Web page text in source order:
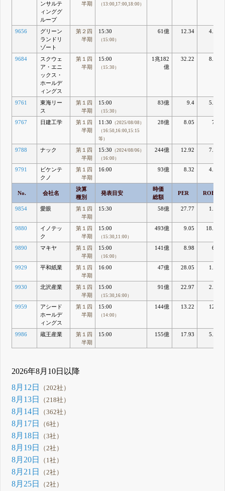
ンサルテ
ィンググ
ループ
半期
（13:00,17:00,18:00）
9656
グリーン
ランドリ
ゾート
第２四
半期
15:30
（15:00）
61億 12.34 4.72
9684
スクウェ
ア・エニ
ックス・
ホールデ
ィングス
第１四
半期
15:00
（15:30）
1兆182
億
32.22 8.89
9761
東海リー
ス
第１四
半期
15:00
（15:30）
83億 9.4 5.74
9767 日建工学
第１四
半期
11:30 （2025/08/08）
（16:50,16:00,15:15
等）
28億 8.05 7.1
9788 ナック
第１四
半期
15:30 （2024/08/06）
（16:00）
244億 12.92 7.35
9791
ビケンテ
クノ
第１四
半期
16:00 93億 8.32 4.81
No. 会社名
決算
種別
発表目安
時価
総額
PER ROE
9854 愛眼
第１四
半期
15:30 58億 27.77 1.59
9880
イノテッ
ク
第１四
半期
15:00
（15:30,11:00）
493億 9.05 18.41
9890 マキヤ
第１四
半期
15:00
（16:00）
141億 8.98 6.7
9929 平和紙業
第１四
半期
16:00 47億 28.05 1.51
9930 北沢産業
第１四
半期
15:00
（15:30,16:00）
91億 22.97 2.73
9959
アシード
ホールデ
ィングス
第１四
半期
15:00
（14:00）
144億 13.22 12.6
9986 蔵王産業
第１四
半期
15:00 155億 17.93 5.74
2026年8月10日以降
8月12日
（202社）
8月13日 （218社）
8月14日 （362社）
8月17日 （6社）
8月18日 （3社）
8月19日 （2社）
8月20日 （1社）
8月21日 （2社）
8月25日 （2社）